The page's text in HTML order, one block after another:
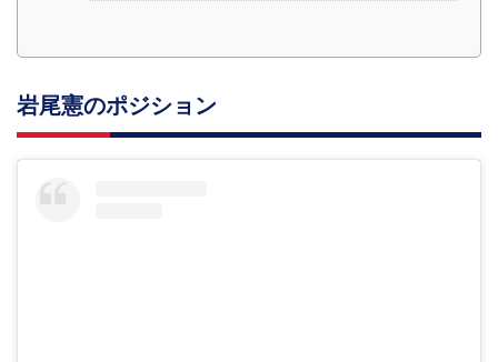
岩尾憲のポジション